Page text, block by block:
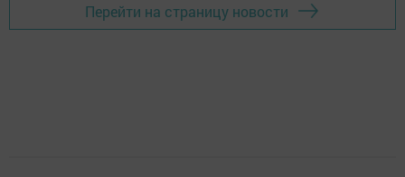
Перейти на страницу новости